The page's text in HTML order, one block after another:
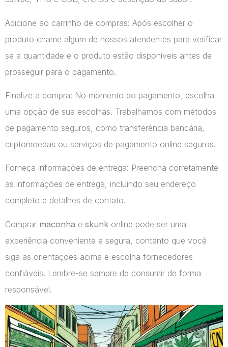
Adicione ao carrinho de compras: Após escolher o
produto chame algum de nossos atendentes para verificar
se a quantidade e o produto estão disponíveis antes de
prosseguir para o pagamento.
Finalize a compra: No momento do pagamento, escolha
uma opção de sua escolhas. Trabalhamos com métodos
de pagamento seguros, como transferência bancária,
criptomoedas ou serviços de pagamento online seguros.
Forneça informações de entrega: Preencha corretamente
as informações de entrega, incluindo seu endereço
completo e detalhes de contato.
Comprar maconha e skunk online pode ser uma
experiência conveniente e segura, contanto que você
siga as orientações acima e escolha fornecedores
confiáveis. Lembre-se sempre de consumir de forma
responsável.